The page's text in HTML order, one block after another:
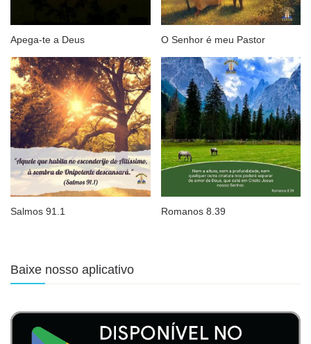
Apega-te a Deus O Senhor é meu Pastor
Salmos 91.1 Romanos 8.39
Baixe nosso aplicativo